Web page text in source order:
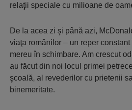
relaţii speciale cu milioane de
De la acea zi şi până azi,
viaţa românilor – un reper
mereu în schimbare. Am crescut
au făcut din noi locul primei
şcoală, al revederilor cu prietenii
binemeritate.